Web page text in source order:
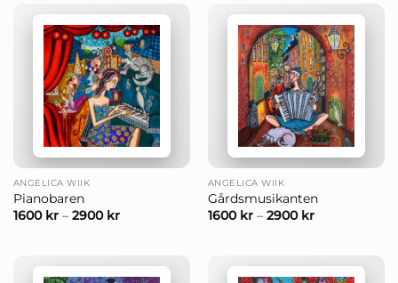
ANGELICA WIIK
Pianobaren
1600 kr– 2900 kr
ANGELICA WIIK
Gårdsmusikanten
1600 kr– 2900 kr